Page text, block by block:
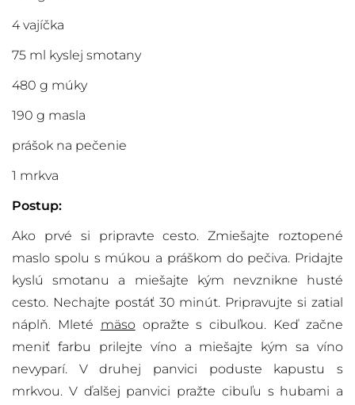
4 vajíčka
75 ml kyslej smotany
480 g múky
190 g masla
prášok na pečenie
1 mrkva
Postup:
Ako prvé si pripravte cesto. Zmiešajte roztopené
maslo spolu s múkou a práškom do pečiva. Pridajte
kyslú smotanu a miešajte kým nevznikne husté
cesto. Nechajte postáť 30 minút. Pripravujte si zatiaľ
náplň. Mleté mäsoopražte s cibuľkou. Keď začne
meniť farbu prilejte víno a miešajte kým sa víno
nevyparí. V druhej panvici poduste kapustu s
mrkvou. V ďalšej panvici pražte cibuľu s hubami a